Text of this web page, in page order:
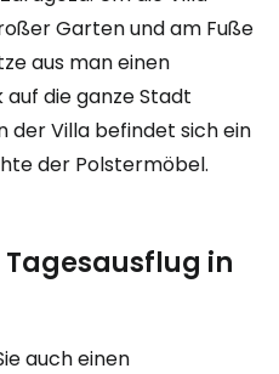
Garten und am Fuße
aus man einen
die ganze Stadt
der Villa befindet sich ein
der Polstermöbel.
Tagesausflug in
auch einen